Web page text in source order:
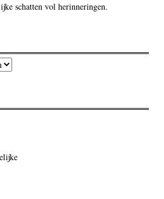
schatten vol herinneringen.